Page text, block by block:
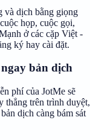
và dịch bằng giọng
họp, cuộc gọi,
ở các cặp Việt -
ký hay cài đặt.
bản dịch
phí của JotMe sẽ
thẳng trên trình duyệt,
dịch càng bám sát